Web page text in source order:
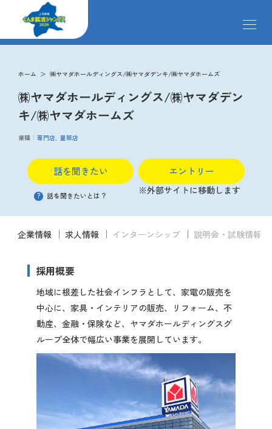
メ
求人検索
掲載企業
イベント
説明会
クローズアップ企業
2027年3月卒業予定の方
ぐんま就活ナビについて
ホーム ㈱ヤマダホールディングス/㈱ヤマダデンキ/㈱ヤマダホームズ
㈱ヤマダホールディングス/㈱ヤマダデン
キ/㈱ヤマダホームズ
業種 専門店 量販店
話を聞きたい
? 話を聞きたいとは？
エントリー
※外部サイトに移動します
企業情報 求人情報 インターンシップ 説明会・試験情報
採用概要
地域に根差した社会インフラとして、家電の販売を
中心に、家具・インテリアの販売、リフォーム、不
動産、金融・保険など、ヤマダホールディングスグ
ループ全体で幅広い事業を展開しています。